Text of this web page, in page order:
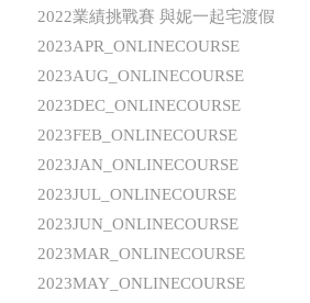
2022業績挑戰賽 與妮一起宅渡假
2023APR_ONLINECOURSE
2023AUG_ONLINECOURSE
2023DEC_ONLINECOURSE
2023FEB_ONLINECOURSE
2023JAN_ONLINECOURSE
2023JUL_ONLINECOURSE
2023JUN_ONLINECOURSE
2023MAR_ONLINECOURSE
2023MAY_ONLINECOURSE